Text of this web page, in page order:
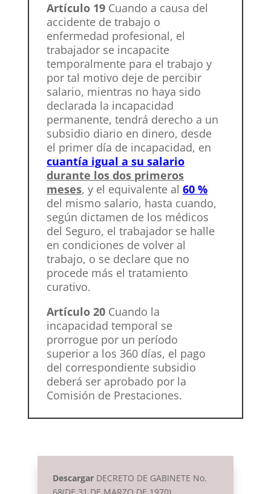
Artículo 19 Cuando a causa del
accidente de trabajo o
enfermedad profesional, el
trabajador se incapacite
temporalmente para el trabajo y
por tal motivo deje de percibir
salario, mientras no haya sido
declarada la incapacidad
permanente, tendrá derecho a un
subsidio diario en dinero, desde
el primer día de incapacidad, en
cuantía igual a su salario
durante los dos primeros
meses, y el equivalente al 60 %
del mismo salario, hasta cuando,
según dictamen de los médicos
del Seguro, el trabajador se halle
en condiciones de volver al
trabajo, o se declare que no
procede más el tratamiento
curativo.
Artículo 20 Cuando la
incapacidad temporal se
prorrogue por un período
superior a los 360 días, el pago
del correspondiente subsidio
deberá ser aprobado por la
Comisión de Prestaciones.
DescargarDECRETO DE GABINETE No.